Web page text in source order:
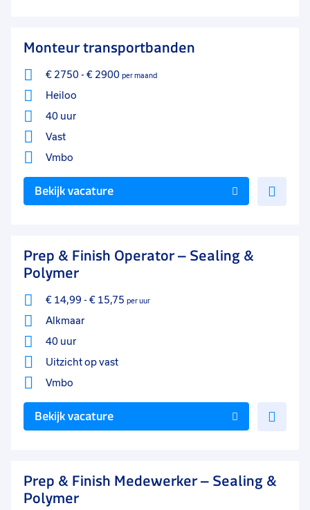
Monteur transportbanden
€ 2750- € 2900 per maand
Heiloo
40 uur
Vast
Vmbo
Bekijk vacature
Prep & Finish Operator – Sealing &
Polymer
€ 14,99 - € 15,75 per uur
Alkmaar
40 uur
Uitzicht op vast
Vmbo
Bekijk vacature
Prep & Finish Medewerker – Sealing &
Polymer